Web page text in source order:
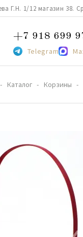
Г.Н. 1/12 магазин 38.
+7 918 699
Telegram
Каталог Корзины